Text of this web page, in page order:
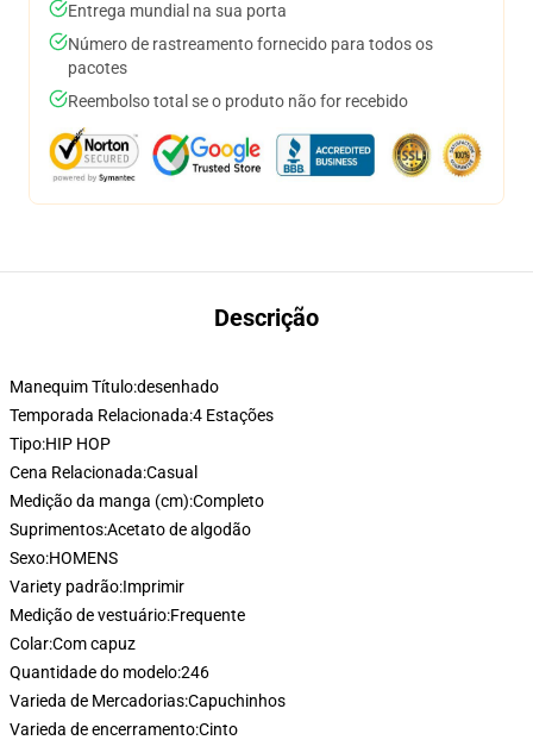
Entrega mundial na sua porta
Número de rastreamento fornecido para todos os
pacotes
Reembolso total se o produto não for recebido
Descrição
Manequim Título:desenhado
Temporada Relacionada:4 Estações
Tipo:HIP HOP
Cena Relacionada:Casual
Medição da manga (cm):Completo
Suprimentos:Acetato de algodão
Sexo:HOMENS
Variety padrão:Imprimir
Medição de vestuário:Frequente
Colar:Com capuz
Quantidade do modelo:246
Varieda de Mercadorias:Capuchinhos
Varieda de encerramento:Cinto